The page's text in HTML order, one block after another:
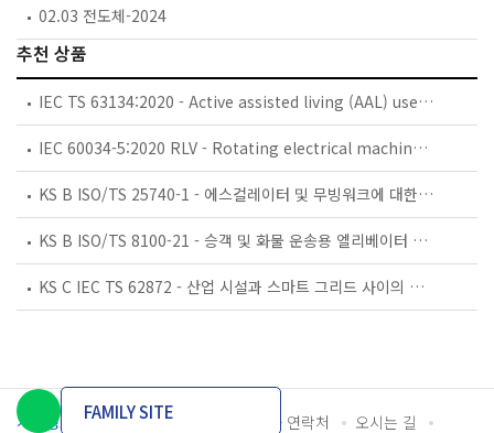
02.03 전도체-2024
추천 상품
IEC TS 63134:2020 - Active assisted living (AAL) use cases
IEC 60034-5:2020 RLV - Rotating electrical machines - Part 5: Degrees of protection provided by the integral design of rotating electrical machines (IP code) - Classification
KS B ISO/TS 25740-1 - 에스컬레이터 및 무빙워크에 대한 안전요건 — 제1부: 세계공통 필수 안전요건(GESRs)
KS B ISO/TS 8100-21 - 승객 및 화물 운송용 엘리베이터 —제21부: 세계공통 필수안전요건(GESRs)을 충족하는 세계공통 안전 파라미터(GSPs)
KS C IEC TS 62872 - 산업 시설과 스마트 그리드 사이의 산업 공정 측정, 제어 및 자동화 시스템 인터페이스
개인정보처리방침 이용약관 담당자 연락처 오시는 길
FAMILY SITE